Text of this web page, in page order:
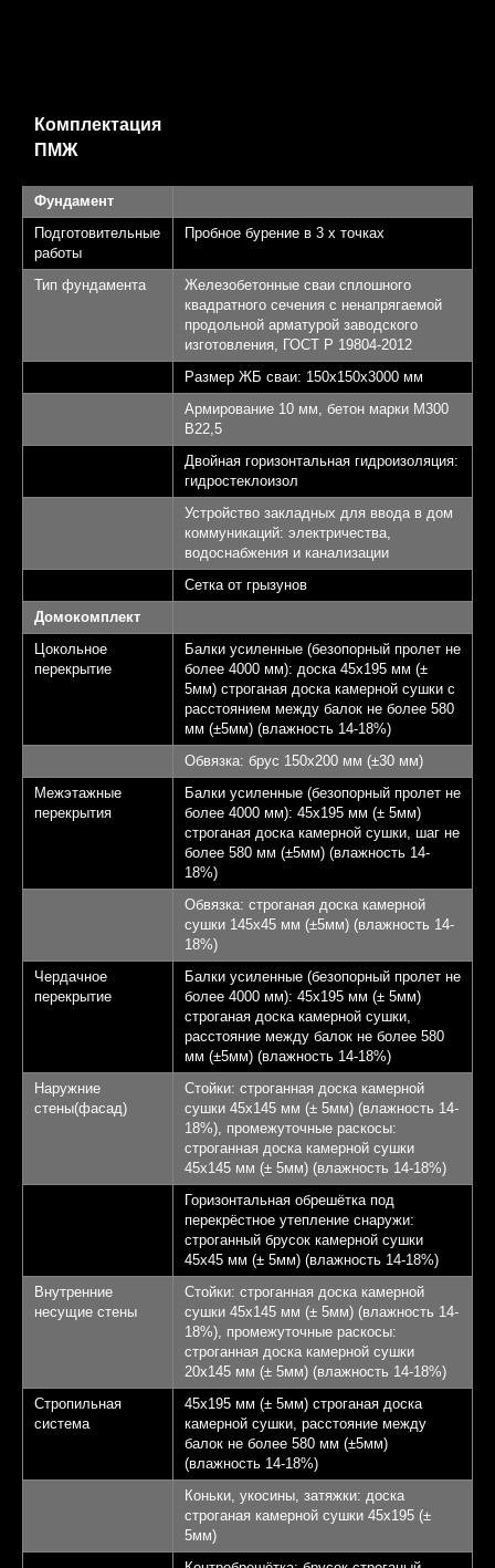
Комплектация
ПМЖ
Фундамент
Подготовительные
работы
Пробное бурение в 3 х точках
Тип фундамента
Железобетонные сваи сплошного
квадратного сечения с ненапрягаемой
продольной арматурой заводского
изготовления, ГОСТ Р 19804-2012
Размер ЖБ сваи: 150х150х3000 мм
Армирование 10 мм, бетон марки М300
B22,5
Двойная горизонтальная гидроизоляция:
гидростеклоизол
Устройство закладных для ввода в дом
коммуникаций: электричества,
водоснабжения и канализации
Сетка от грызунов
Домокомплект
Цокольное
перекрытие
Балки усиленные (безопорный пролет не
более 4000 мм): доска 45х195 мм (±
5мм) строганая доска камерной сушки с
расстоянием между балок не более 580
мм (±5мм) (влажность 14-18%)
Обвязка: брус 150х200 мм (±30 мм)
Межэтажные
перекрытия
Балки усиленные (безопорный пролет не
более 4000 мм): 45х195 мм (± 5мм)
строганая доска камерной сушки, шаг не
более 580 мм (±5мм) (влажность 14-
18%)
Обвязка: строганая доска камерной
сушки 145х45 мм (±5мм) (влажность 14-
18%)
Чердачное
перекрытие
Балки усиленные (безопорный пролет не
более 4000 мм): 45х195 мм (± 5мм)
строганая доска камерной сушки,
расстояние между балок не более 580
мм (±5мм) (влажность 14-18%)
Наружние
стены(фасад)
Стойки: строганная доска камерной
сушки 45х145 мм (± 5мм) (влажность 14-
18%), промежуточные раскосы:
строганная доска камерной сушки
45х145 мм (± 5мм) (влажность 14-18%)
Горизонтальная обрешётка под
перекрёстное утепление снаружи:
строганный брусок камерной сушки
45х45 мм (± 5мм) (влажность 14-18%)
Внутренние
несущие стены
Стойки: строганная доска камерной
сушки 45х145 мм (± 5мм) (влажность 14-
18%), промежуточные раскосы:
строганная доска камерной сушки
20х145 мм (± 5мм) (влажность 14-18%)
Стропильная
система
45х195 мм (± 5мм) строганая доска
камерной сушки, расстояние между
балок не более 580 мм (±5мм)
(влажность 14-18%)
Коньки, укосины, затяжки: доска
строганая камерной сушки 45х195 (±
5мм)